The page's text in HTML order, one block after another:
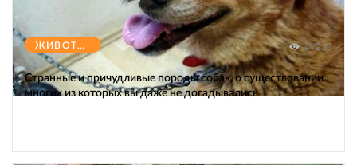
ЖИВОТНЫЕ 47239
Странные и причудливые породы собак, о существовании
многих из которых вы даже не догадывались